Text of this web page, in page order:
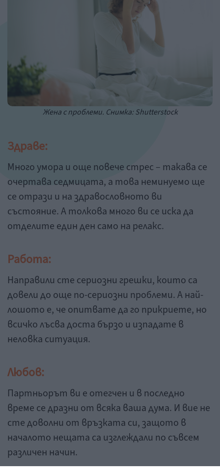
Жена с проблеми. Снимка: Shutterstock
Здраве:
Много умора и още повече стрес – такава се
очертава седмицата, а това неминуемо ще
се отрази и на здравословното ви
състояние. А толкова много ви се иска да
отделите един ден само на релакс.
Работа:
Направили сте сериозни грешки, които са
довели до още по-сериозни проблеми. А най-
лошото е, че опитвате да го прикриете, но
всичко лъсва доста бързо и изпадате в
неловка ситуация.
Любов:
Партньорът ви е отегчен и в последно
време се дразни от всяка ваша дума. И вие не
сте доволни от връзката си, защото в
началото нещата са изглеждали по съвсем
различен начин.